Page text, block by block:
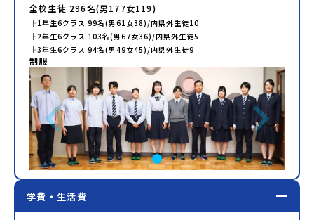
全校生徒 296名(男177女119)
├1年生6クラス 99名(男61 女38)/内県外生徒10
├2年生6クラス 103名(男67女36)/内県外生徒5
├3年生6クラス 94名(男49女45)/内県外生徒9
制服
学費・生活費